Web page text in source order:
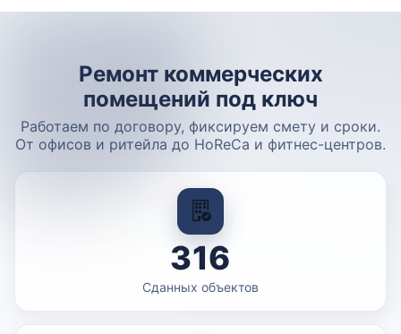
Ремонт коммерческих
помещений под ключ
Работаем по договору, фиксируем смету и сроки.
От офисов и ритейла до HoReCa и фитнес-центров.
316
Сданных объектов